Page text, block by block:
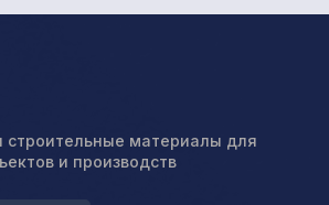
строительные материалы для
и производств